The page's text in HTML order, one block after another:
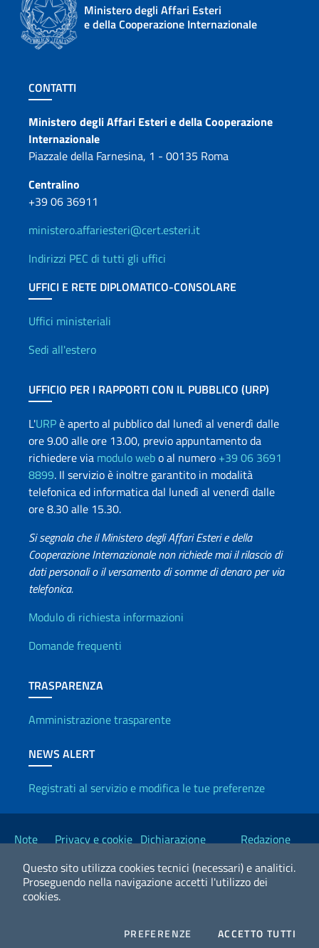
Questo sito utilizza cookies tecnici (necessari) e analitici.
Proseguendo nella navigazione accetti l'utilizzo dei
cookies.
PREFERENZE COOKIESACCETTO TUTTI
Ministero degli Affari Esteri
e della Cooperazione Internazionale
Sezione footer
CONTATTI
Contatti
Ministero degli Affari Esteri e della Cooperazione
Internazionale
Piazzale della Farnesina, 1 - 00135 Roma
Centralino
+39 06 36911
ministero.affariesteri@cert.esteri.it
Indirizzi PEC di tutti gli uffici
UFFICI E RETE DIPLOMATICO-CONSOLARE
Uffici e Rete diplomatica
Uffici ministeriali
Sedi all'estero
UFFICIO PER I RAPPORTI CON IL PUBBLICO (URP)
L'URPè aperto al pubblico dal lunedì al venerdì dalle
ore 9.00 alle ore 13.00, previo appuntamento da
richiedere via modulo webo al numero +39 06 3691
8899. Il servizio è inoltre garantito in modalità
telefonica ed informatica dal lunedì al venerdì dalle
ore 8.30 alle 15.30.
Si segnala che il Ministero degli Affari Esteri e della
Cooperazione Internazionale non richiede mai il rilascio di
dati personali o il versamento di somme di denaro per via
telefonica.
Info utili
Modulo di richiesta informazioni
Domande frequenti
TRASPARENZA
Amministrazione trasparente
NEWS ALERT
Registrati al servizio e modifica le tue preferenze
Link Utili
Note
Privacy e cookie Dichiarazione
Redazione